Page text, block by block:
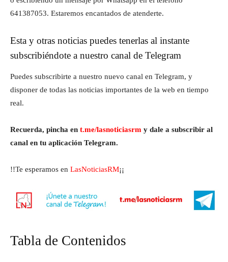
641387053. Estaremos encantados de atenderte.
Esta y otras noticias puedes tenerlas al instante
subscribiéndote a nuestro canal de Telegram
Puedes subscribirte a nuestro nuevo canal en Telegram, y
disponer de todas las noticias importantes de la web en tiempo
real.
Recuerda, pincha en t.me/lasnoticiasrm y dale a subscribir al
canal en tu aplicación Telegram.
!!Te esperamos en LasNoticiasRM¡¡
Tabla de Contenidos